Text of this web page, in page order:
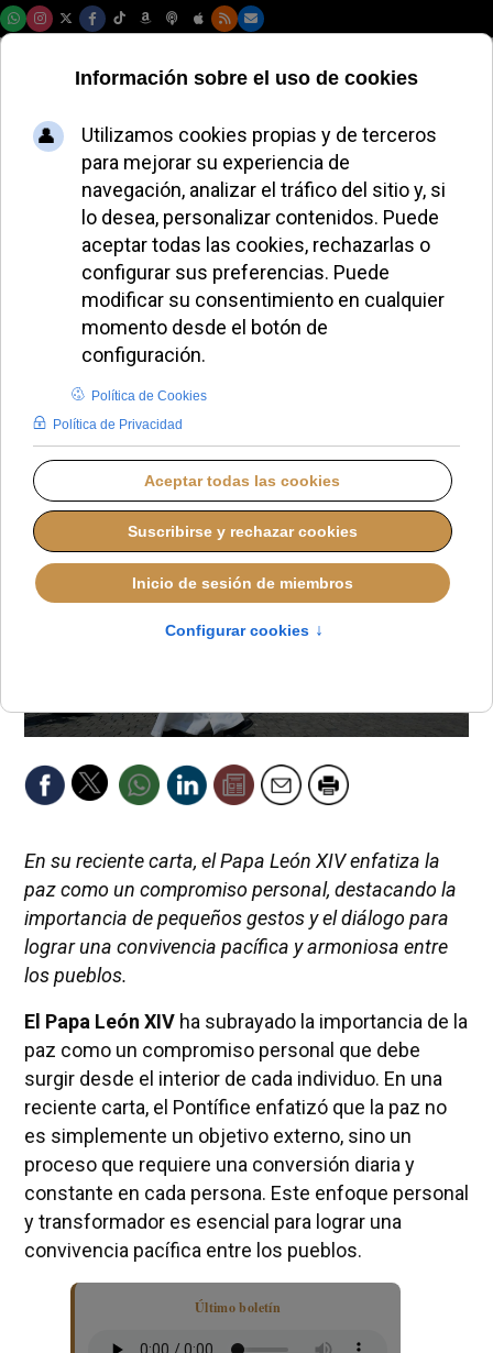
El Papa León XIV
promueve la paz
personal en su
última carta
ALMUDENA RODRIGO
PAPA LEÓN XIV
MIÉRCOLES, 09 JULIO 2025 11:44
En su reciente carta, el Papa León XIV enfatiza la
paz como un compromiso personal, destacando la
importancia de pequeños gestos y el diálogo para
lograr una convivencia pacífica y armoniosa entre
los pueblos.
El Papa León XIVha subrayado la importancia de la
paz como un compromiso personal que debe
surgir desde el interior de cada individuo. En una
reciente carta, el Pontífice enfatizó que la paz no
es simplemente un objetivo externo, sino un
proceso que requiere una conversión diaria y
constante en cada persona. Este enfoque personal
y transformador es esencial para lograr una
convivencia pacífica entre los pueblos.
Último boletín